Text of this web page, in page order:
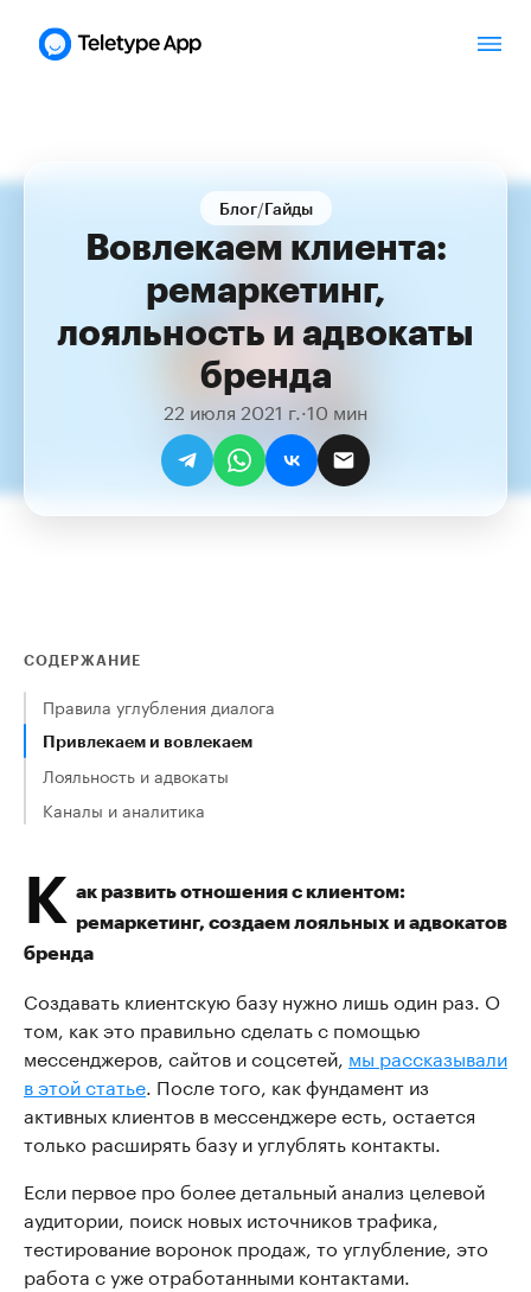
Блог/Гайды
Вовлекаем клиента:
ремаркетинг,
лояльность и адвокаты
бренда
22 июля 2021 г.·10 мин
К ак развить отношения с клиентом:
ремаркетинг, создаем лояльных и адвокатов
бренда
Создавать клиентскую базу нужно лишь один раз. О
том, как это правильно сделать с помощью
мессенджеров, сайтов и соцсетей, мы рассказывали
в этой статье. После того, как фундамент из
активных клиентов в мессенджере есть, остается
только расширять базу и углублять контакты.
Если первое про более детальный анализ целевой
аудитории, поиск новых источников трафика,
тестирование воронок продаж, то углубление, это
работа с уже отработанными контактами.
СОДЕРЖАНИЕ
Правила углубления диалога
Привлекаем и вовлекаем
Лояльность и адвокаты
Каналы и аналитика